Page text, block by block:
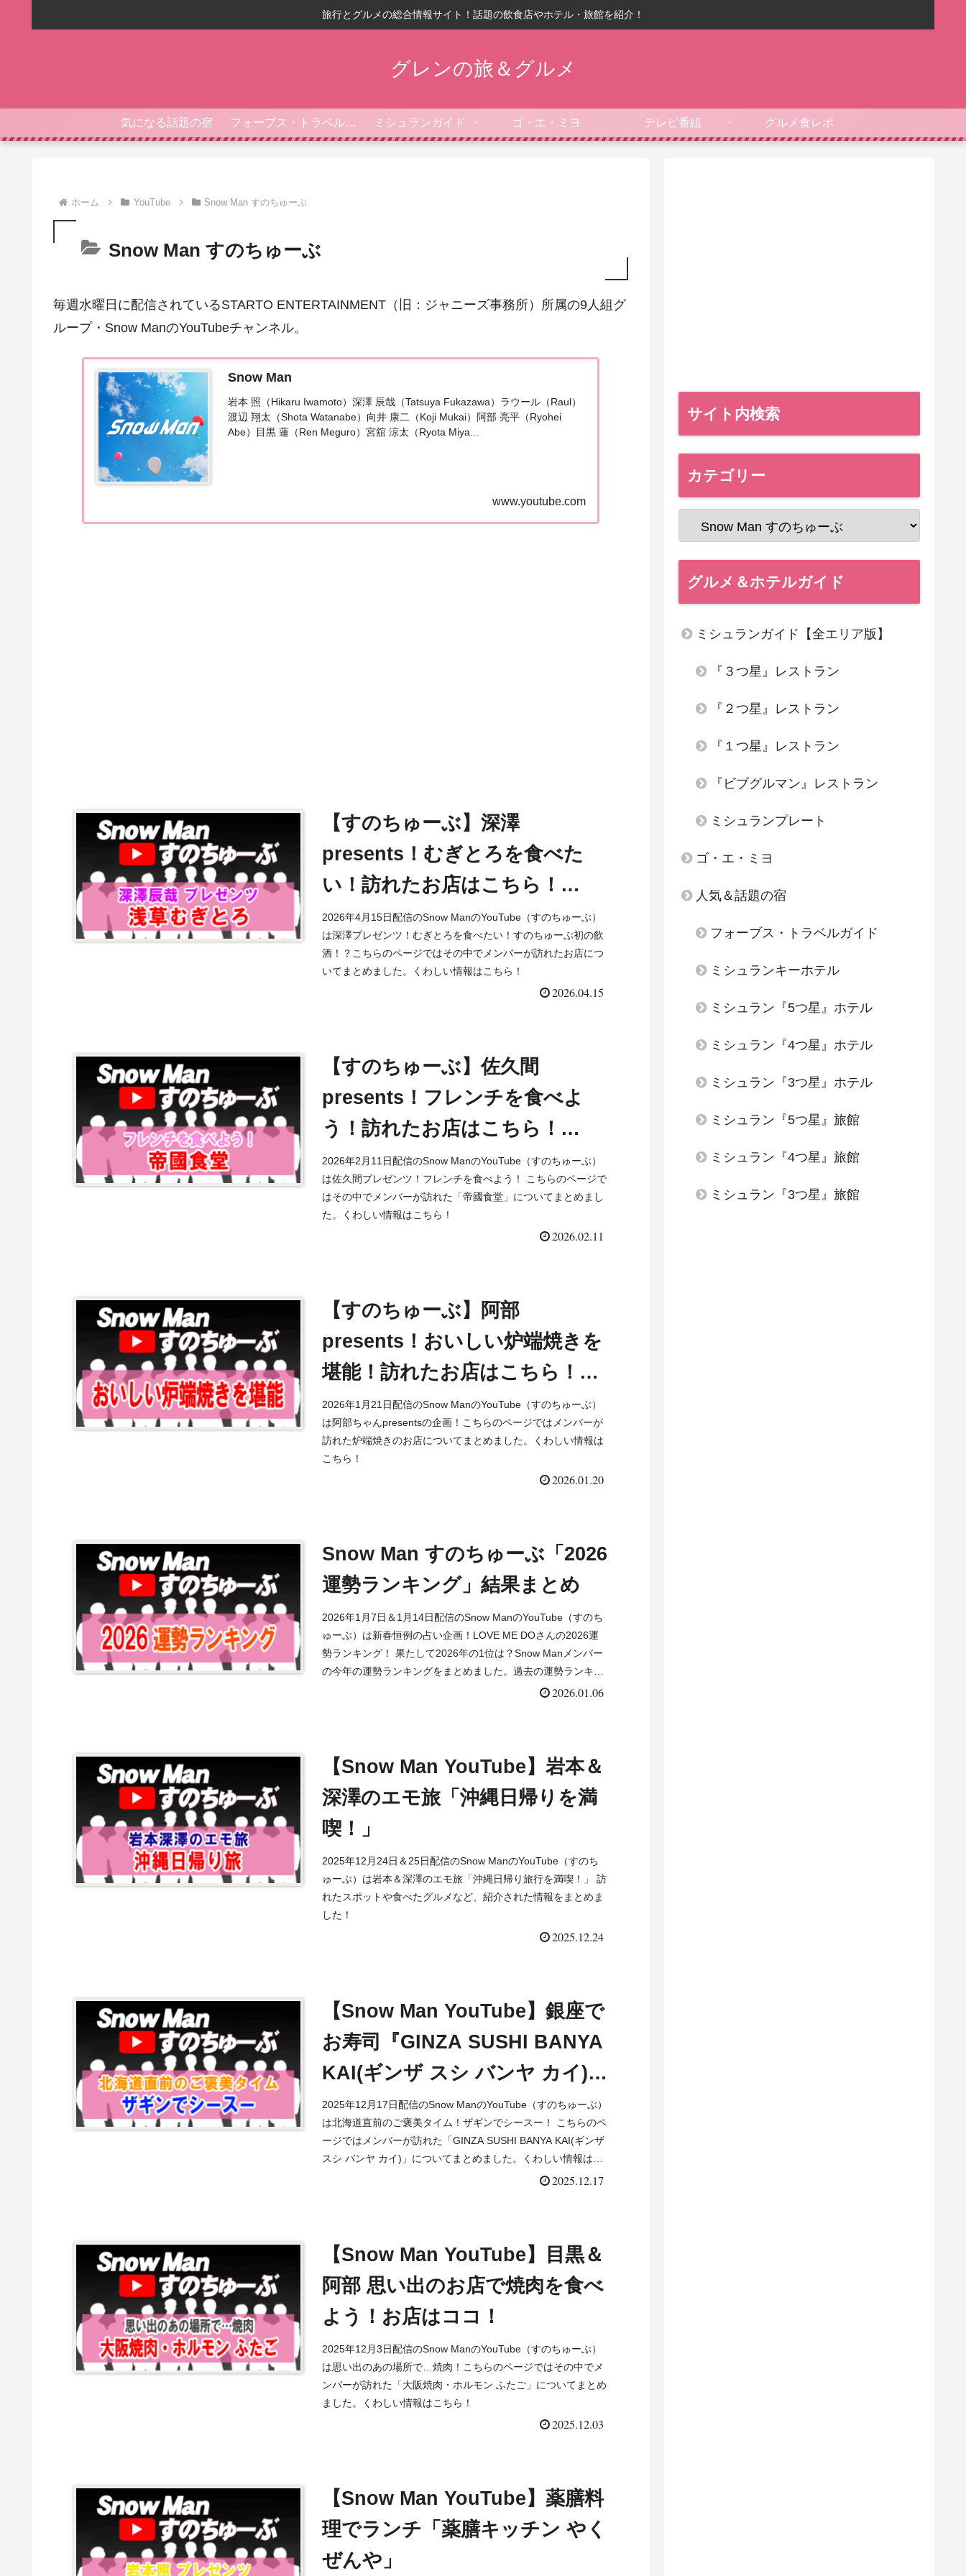
旅行とグルメの総合情報サイト！話題の飲食店やホテル・旅館を紹介！
グレンの旅＆グルメ
気になる話題の宿 フォーブス・トラベルガイド ミシュランガイド ゴ・エ・ミヨ テレビ番組 グルメ食レポ
ホーム YouTube Snow Man すのちゅーぶ
Snow Man すのちゅーぶ
毎週水曜日に配信されているSTARTO ENTERTAINMENT（旧：ジャニーズ事務所）所属の9人組グ
ループ・Snow ManのYouTubeチャンネル。
Snow Man
岩本 照（Hikaru Iwamoto）深澤 辰哉（Tatsuya Fukazawa）ラウール（Raul）
渡辺 翔太（Shota Watanabe）向井 康二（Koji Mukai）阿部 亮平（Ryohei
Abe）目黒 蓮（Ren Meguro）宮舘 涼太（Ryota Miya...
www.youtube.com
【すのちゅーぶ】深澤
presents！むぎとろを食べた
い！訪れたお店はこちら！
Snow Man YouTube
2026年4月15日配信のSnow ManのYouTube（すのちゅーぶ）
は深澤プレゼンツ！むぎとろを食べたい！すのちゅーぶ初の飲
酒！？こちらのページではその中でメンバーが訪れたお店につ
いてまとめました。くわしい情報はこちら！
2026.04.15
【すのちゅーぶ】佐久間
presents！フレンチを食べよ
う！訪れたお店はこちら！
Snow Man YouTube
2026年2月11日配信のSnow ManのYouTube（すのちゅーぶ）
は佐久間プレゼンツ！フレンチを食べよう！ こちらのページで
はその中でメンバーが訪れた「帝國食堂」についてまとめまし
た。くわしい情報はこちら！
2026.02.11
【すのちゅーぶ】阿部
presents！おいしい炉端焼きを
堪能！訪れたお店はこちら！
Snow Man YouTube
2026年1月21日配信のSnow ManのYouTube（すのちゅーぶ）
は阿部ちゃんpresentsの企画！こちらのページではメンバーが
訪れた炉端焼きのお店についてまとめました。くわしい情報は
こちら！
2026.01.20
Snow Man すのちゅーぶ「2026
運勢ランキング」結果まとめ
2026年1月7日＆1月14日配信のSnow ManのYouTube（すのち
ゅーぶ）は新春恒例の占い企画！LOVE ME DOさんの2026運
勢ランキング！ 果たして2026年の1位は？Snow Manメンバー
の今年の運勢ランキングをまとめました。過去の運勢ランキン
2026.01.06
【Snow Man YouTube】岩本＆
深澤のエモ旅「沖縄日帰りを満
喫！」
2025年12月24日＆25日配信のSnow ManのYouTube（すのち
ゅーぶ）は岩本＆深澤のエモ旅「沖縄日帰り旅行を満喫！」 訪
れたスポットや食べたグルメなど、紹介された情報をまとめま
した！
2025.12.24
【Snow Man YouTube】銀座で
お寿司『GINZA SUSHI BANYA
KAI(ギンザ スシ バンヤ カイ)』
（2025/12/17）
2025年12月17日配信のSnow ManのYouTube（すのちゅーぶ）
は北海道直前のご褒美タイム！ザギンでシースー！ こちらのペ
ージではメンバーが訪れた「GINZA SUSHI BANYA KAI(ギンザ
スシ バンヤ カイ)」についてまとめました。くわしい情報はこ
2025.12.17
【Snow Man YouTube】目黒＆
阿部 思い出のお店で焼肉を食べ
よう！お店はココ！
2025年12月3日配信のSnow ManのYouTube（すのちゅーぶ）
は思い出のあの場所で…焼肉！こちらのページではその中でメ
ンバーが訪れた「大阪焼肉・ホルモン ふたご」についてまとめ
ました。くわしい情報はこちら！
2025.12.03
【Snow Man YouTube】薬膳料
理でランチ「薬膳キッチン やく
ぜんや」
サイト内検索
カテゴリー
グルメ＆ホテルガイド
ミシュランガイド【全エリア版】
『３つ星』レストラン
『２つ星』レストラン
『１つ星』レストラン
『ビブグルマン』レストラン
ミシュランプレート
ゴ・エ・ミヨ
人気＆話題の宿
フォーブス・トラベルガイド
ミシュランキーホテル
ミシュラン『5つ星』ホテル
ミシュラン『4つ星』ホテル
ミシュラン『3つ星』ホテル
ミシュラン『5つ星』旅館
ミシュラン『4つ星』旅館
ミシュラン『3つ星』旅館